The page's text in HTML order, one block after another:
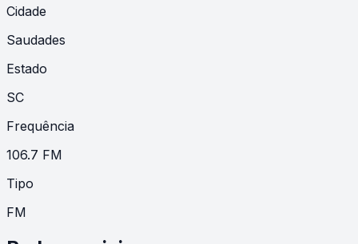
Cidade
Saudades
Estado
SC
Frequência
106.7 FM
Tipo
FM